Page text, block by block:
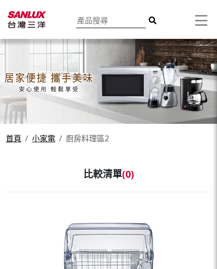
首頁 小家電 廚房料理區2
比較清單(0)